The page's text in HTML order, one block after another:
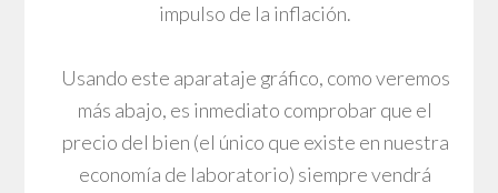
impulso de la inflación.
Usando este aparataje gráfico, como veremos
más abajo, es inmediato comprobar que el
precio del bien (el único que existe en nuestra
economía de laboratorio) siempre vendrá